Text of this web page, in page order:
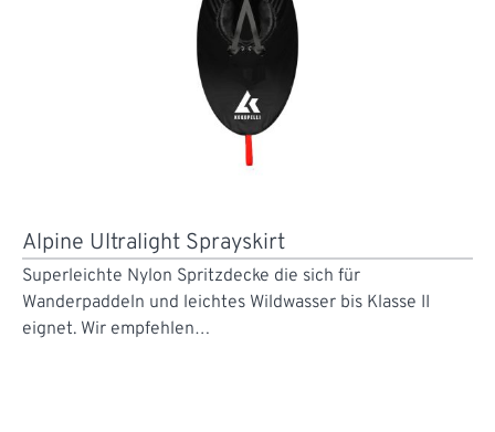
Alpine Ultralight Sprayskirt
Superleichte Nylon Spritzdecke die sich für
Wanderpaddeln und leichtes Wildwasser bis Klasse II
eignet. Wir empfehlen…